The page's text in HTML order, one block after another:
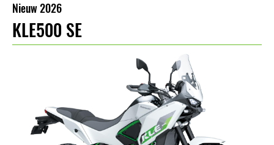
Nieuw 2026
KLE500 SE